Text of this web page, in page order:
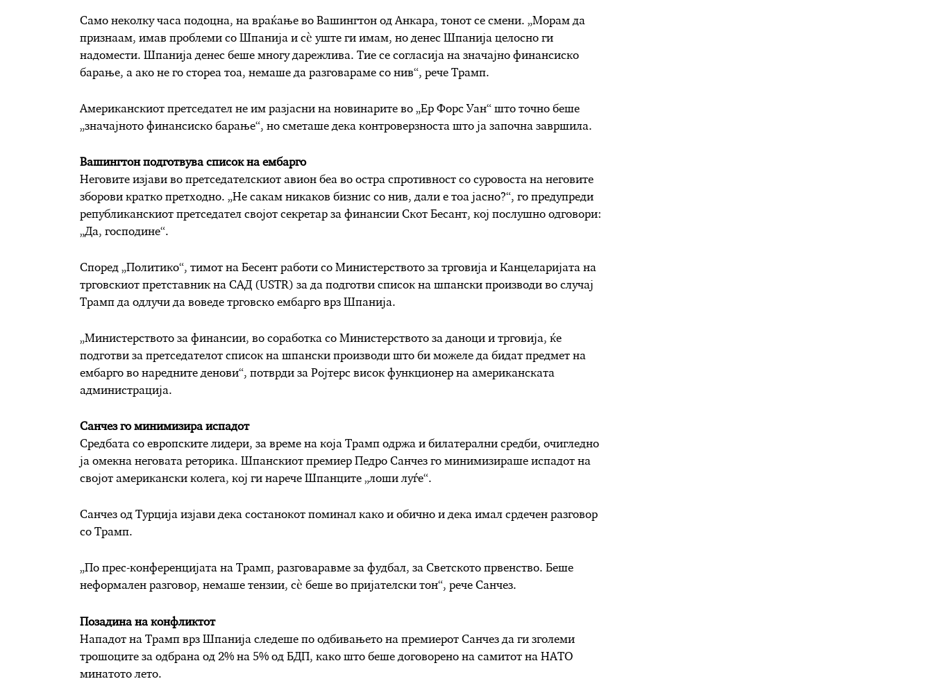
Само неколку часа подоцна, на враќање во Вашингтон од Анкара, тонот се смени. „Морам да
признаам, имав проблеми со Шпанија и сè уште ги имам, но денес Шпанија целосно ги
надомести. Шпанија денес беше многу дарежлива. Тие се согласија на значајно финансиско
барање, а ако не го стореа тоа, немаше да разговараме со нив“, рече Трамп.
Американскиот претседател не им разјасни на новинарите во „Ер Форс Уан“ што точно беше
„значајното финансиско барање“, но сметаше дека контроверзноста што ја започна завршила.
Вашингтон подготвува список на ембарго
Неговите изјави во претседателскиот авион беа во остра спротивност со суровоста на неговите
зборови кратко претходно. „Не сакам никаков бизнис со нив, дали е тоа јасно?“, го предупреди
републиканскиот претседател својот секретар за финансии Скот Бесант, кој послушно одговори:
„Да, господине“.
Според „Политико“, тимот на Бесент работи со Министерството за трговија и Канцеларијата на
трговскиот претставник на САД (USTR) за да подготви список на шпански производи во случај
Трамп да одлучи да воведе трговско ембарго врз Шпанија.
„Министерството за финансии, во соработка со Министерството за даноци и трговија, ќе
подготви за претседателот список на шпански производи што би можеле да бидат предмет на
ембарго во наредните денови“, потврди за Ројтерс висок функционер на американската
администрација.
Санчез го минимизира испадот
Средбата со европските лидери, за време на која Трамп одржа и билатерални средби, очигледно
ја омекна неговата реторика. Шпанскиот премиер Педро Санчез го минимизираше испадот на
својот американски колега, кој ги нарече Шпанците „лоши луѓе“.
Санчез од Турција изјави дека состанокот поминал како и обично и дека имал срдечен разговор
со Трамп.
„По прес-конференцијата на Трамп, разговаравме за фудбал, за Светското првенство. Беше
неформален разговор, немаше тензии, сè беше во пријателски тон“, рече Санчез.
Позадина на конфликтот
Нападот на Трамп врз Шпанија следеше по одбивањето на премиерот Санчез да ги зголеми
трошоците за одбрана од 2% на 5% од БДП, како што беше договорено на самитот на НАТО
минатото лето.